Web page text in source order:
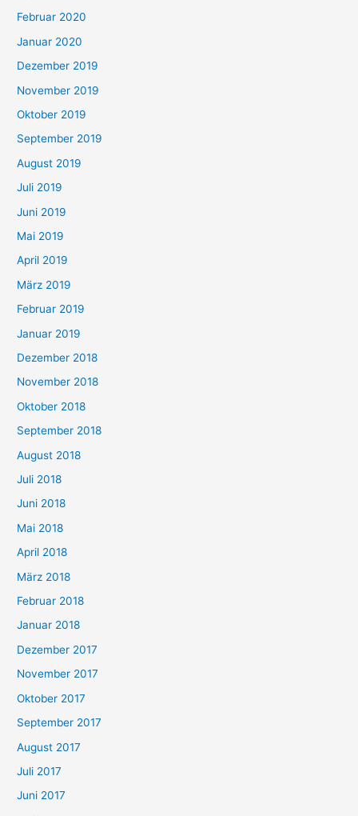
Februar 2020
Januar 2020
Dezember 2019
November 2019
Oktober 2019
September 2019
August 2019
Juli 2019
Juni 2019
Mai 2019
April 2019
März 2019
Februar 2019
Januar 2019
Dezember 2018
November 2018
Oktober 2018
September 2018
August 2018
Juli 2018
Juni 2018
Mai 2018
April 2018
März 2018
Februar 2018
Januar 2018
Dezember 2017
November 2017
Oktober 2017
September 2017
August 2017
Juli 2017
Juni 2017